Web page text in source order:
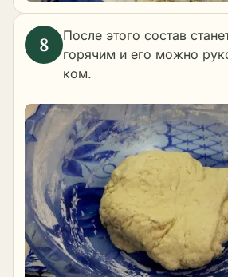
После этого состав
горячим и его можно
ком.